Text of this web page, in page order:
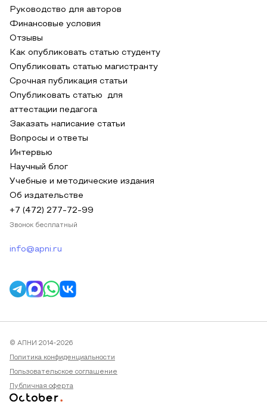
Руководство для авторов
Финансовые условия
Отзывы
Как опубликовать статью студенту
Опубликовать статью магистранту
Срочная публикация статьи
Опубликовать статью для
аттестации педагога
Заказать написание статьи
Вопросы и ответы
Интервью
Научный блог
Учебные и методические издания
Об издательстве
+7 (472) 277-72-99
Звонок бесплатный
info@apni.ru
© АПНИ 2014-2026
Политика конфиденциальности
Пользовательское соглашение
Публичная оферта